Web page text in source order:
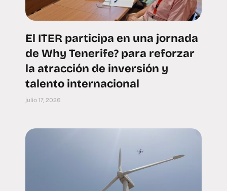
El ITER participa en una jornada
de Why Tenerife? para reforzar
la atracción de inversión y
talento internacional
julio 17, 2026